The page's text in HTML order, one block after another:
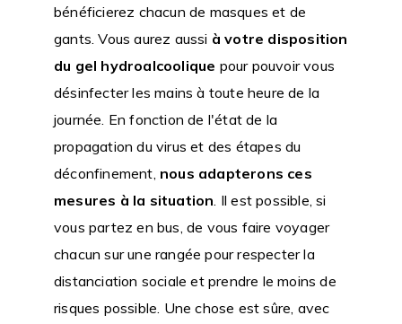
bénéficierez chacun de masques et de
gants. Vous aurez aussi à votre disposition
du gel hydroalcoolique pour pouvoir vous
désinfecter les mains à toute heure de la
journée. En fonction de l'état de la
propagation du virus et des étapes du
déconfinement, nous adapterons ces
mesures à la situation . Il est possible, si
vous partez en bus, de vous faire voyager
chacun sur une rangée pour respecter la
distanciation sociale et prendre le moins de
risques possible. Une chose est sûre, avec